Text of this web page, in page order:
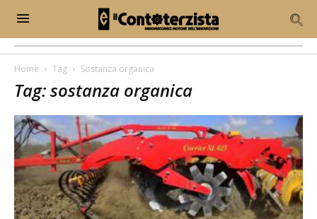
Home Tag Sostanza organica
Tag: sostanza organica